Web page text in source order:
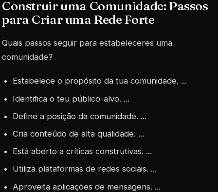
Construir uma Comunidade: Passos
para Criar uma Rede Forte
Quais passos seguir para estabeleceres uma
comunidade?
Estabelece o propósito da tua comunidade. ...
Identifica o teu público-alvo. ...
Define a posição da comunidade. ...
Cria conteúdo de alta qualidade. ...
Está aberto a críticas construtivas. ...
Utiliza plataformas de redes sociais. ...
Aproveita aplicações de mensagens. ...